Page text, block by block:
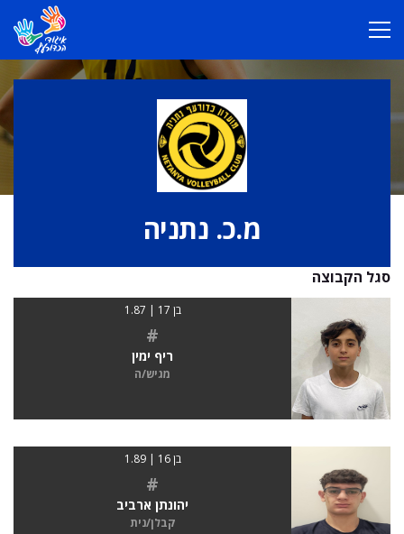
מ.כ. נתניה
סגל הקבוצה
בן 17 | 1.87
#
ריף ימין
מגיש/ה
בן 16 | 1.89
#
יהונתן ארביב
קבלן/נית